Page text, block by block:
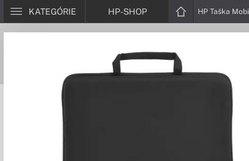
KATEGÓRIE HP-SHOP HP Taška